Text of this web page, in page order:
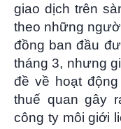
giao dịch trên
theo những
đồng ban đầu
tháng 3, nhưng
đề về hoạt
thuế quan gây
công ty môi giới